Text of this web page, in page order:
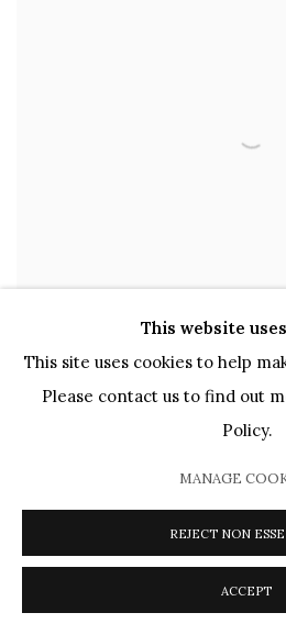
ماري لورنسين
This website
This site uses cookies to help
Please contact us to find out
Policy.
MANAGE
REJECT NON
ACCEPT